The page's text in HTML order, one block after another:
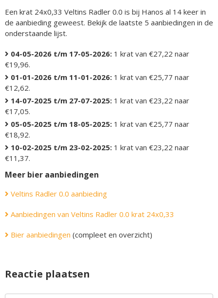
Een krat 24x0,33 Veltins Radler 0.0 is bij Hanos al 14 keer in
de aanbieding geweest. Bekijk de laatste 5 aanbiedingen in de
onderstaande lijst.
04-05-2026 t/m 17-05-2026: 1 krat van €27,22 naar
€19,96.
01-01-2026 t/m 11-01-2026: 1 krat van €25,77 naar
€12,62.
14-07-2025 t/m 27-07-2025: 1 krat van €23,22 naar
€17,05.
05-05-2025 t/m 18-05-2025: 1 krat van €25,77 naar
€18,92.
10-02-2025 t/m 23-02-2025: 1 krat van €23,22 naar
€11,37.
Meer bier aanbiedingen
Veltins Radler 0.0 aanbieding
Aanbiedingen van Veltins Radler 0.0 krat 24x0,33
Bier aanbiedingen (compleet en overzicht)
Reactie plaatsen